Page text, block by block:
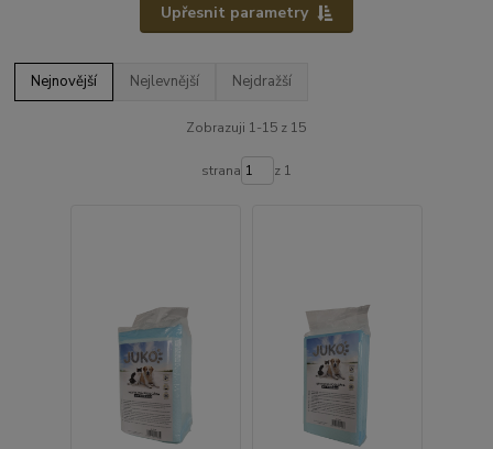
Upřesnit parametry
Nejnovější Nejlevnější Nejdražší
Zobrazuji 1-15 z 15
strana z 1